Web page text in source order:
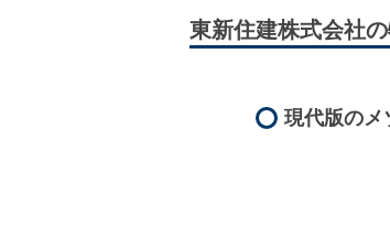
東新住建株式会社
現代版のメ